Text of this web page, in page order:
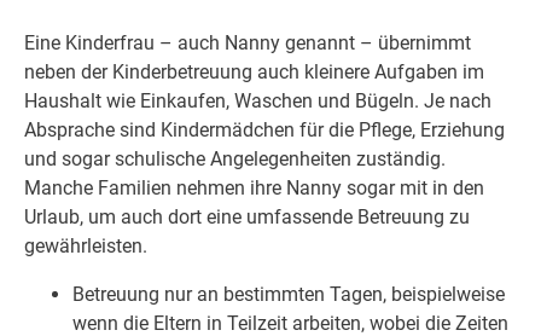
Eine Kinderfrau – auch Nanny genannt – übernimmt
neben der Kinderbetreuung auch kleinere Aufgaben im
Haushalt wie Einkaufen, Waschen und Bügeln. Je nach
Absprache sind Kindermädchen für die Pflege, Erziehung
und sogar schulische Angelegenheiten zuständig.
Manche Familien nehmen ihre Nanny sogar mit in den
Urlaub, um auch dort eine umfassende Betreuung zu
gewährleisten.
Betreuung nur an bestimmten Tagen, beispielweise
wenn die Eltern in Teilzeit arbeiten, wobei die Zeiten